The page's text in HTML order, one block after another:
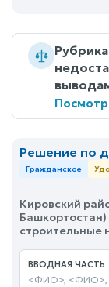
Решение по
Гражданское
Кировский
Башкортостан)
строительные
ВВОДНАЯ ЧАСТЬ
<ФИО>, <ФИО>,